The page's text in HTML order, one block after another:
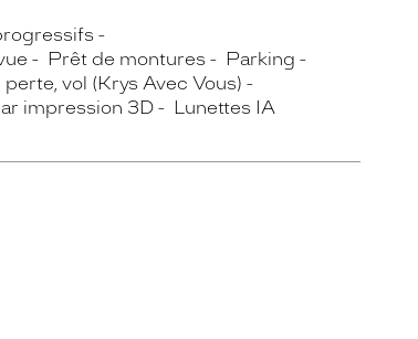
Prêt de montures
Parking
vol (Krys Avec Vous)
impression 3D Lunettes IA